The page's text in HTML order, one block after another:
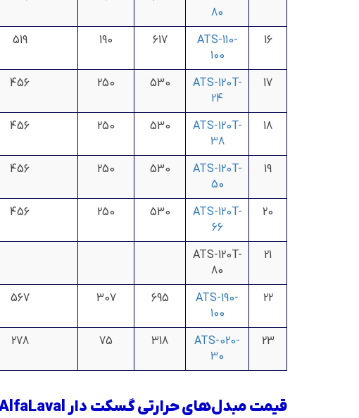
80
16
ATS-110-
100
617
190
519
17
ATS-120T-
24
530
250
456
18
ATS-120T-
38
530
250
456
19
ATS-120T-
50
530
250
456
20
ATS-120T-
66
530
250
456
21
ATS-120T-
80
22
ATS-190-
100
695
307
567
23
ATS-020-
30
318
75
278
قیمت مبدل‌های حرارتی گسکت دار AlfaLaval